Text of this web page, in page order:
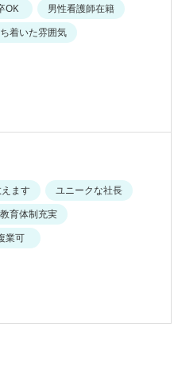
OK
男性看護師在籍
着いた雰囲気
ます
ユニークな社長
教育体制充実
業可